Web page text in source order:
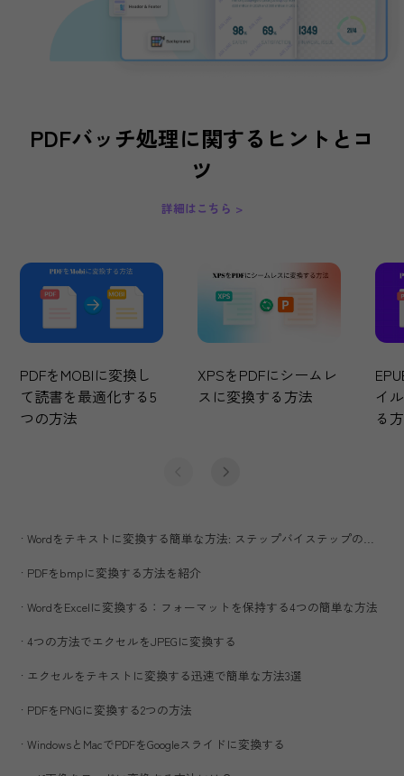
無料ダウンロード
パスワード保護、透かし、通し番号、ヘッダー/
ー、背景、PDF挿入、または複数のファイルから
た要素のバッチ処理など、PDFをすべて簡単に
PDFをバッチ保護する方法
スタイル、フォーマット、レイアウトなど